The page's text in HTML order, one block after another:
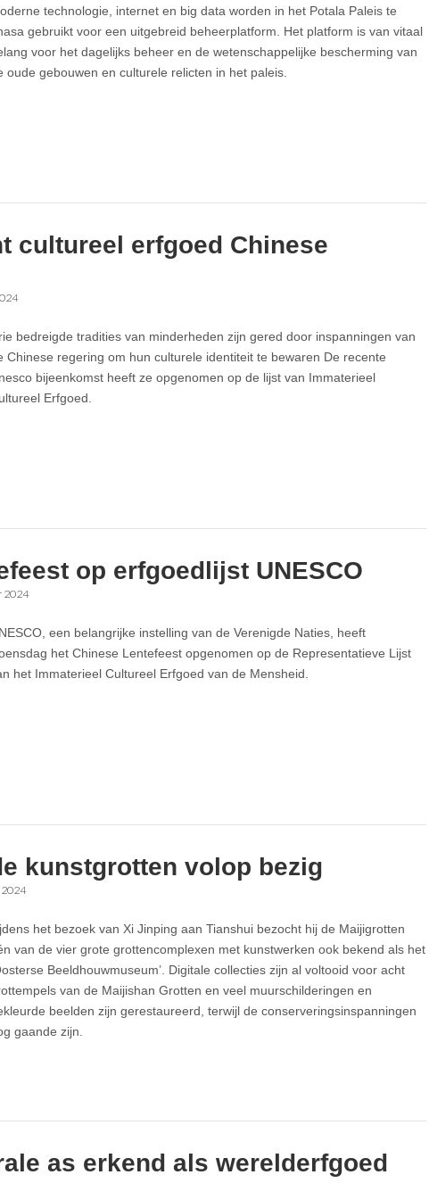
technologie, internet en big data worden in het Potala Paleis te
gebruikt voor een uitgebreid beheerplatform. Het platform is van vitaal
voor het dagelijks beheer en de wetenschappelijke bescherming van
oude gebouwen en culturele relicten in het paleis.
cultureel erfgoed Chinese
bedreigde tradities van minderheden zijn gered door inspanningen van
Chinese regering om hun culturele identiteit te bewaren De recente
bijeenkomst heeft ze opgenomen op de lijst van Immaterieel
Erfgoed.
op erfgoedlijst UNESCO
2024
een belangrijke instelling van de Verenigde Naties, heeft
het Chinese Lentefeest opgenomen op de Representatieve Lijst
het Immaterieel Cultureel Erfgoed van de Mensheid.
kunstgrotten volop bezig
2024
het bezoek van Xi Jinping aan Tianshui bezocht hij de Maijigrotten
van de vier grote grottencomplexen met kunstwerken ook bekend als het
Beeldhouwmuseum’. Digitale collecties zijn al voltooid voor acht
van de Maijishan Grotten en veel muurschilderingen en
beelden zijn gerestaureerd, terwijl de conserveringsinspanningen
gaande zijn.
as erkend als werelderfgoed